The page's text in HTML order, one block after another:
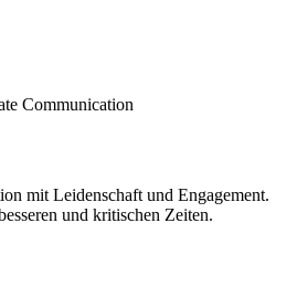
Communication
mit Leidenschaft und Engagement.
und kritischen Zeiten.